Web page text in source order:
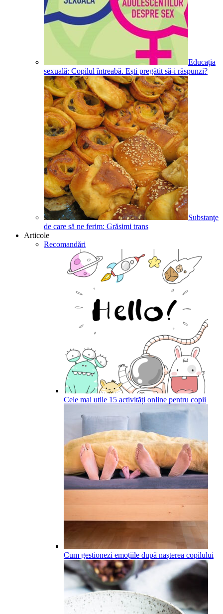
Educația
sexuală: Copilul întreabă. Ești pregătit să-i răspunzi?
Substanţe
de care să ne ferim: Grăsimi trans
Articole
Recomandări
Cele mai utile 15 activități online pentru copii
Cum gestionezi emoțiile după nașterea copilului